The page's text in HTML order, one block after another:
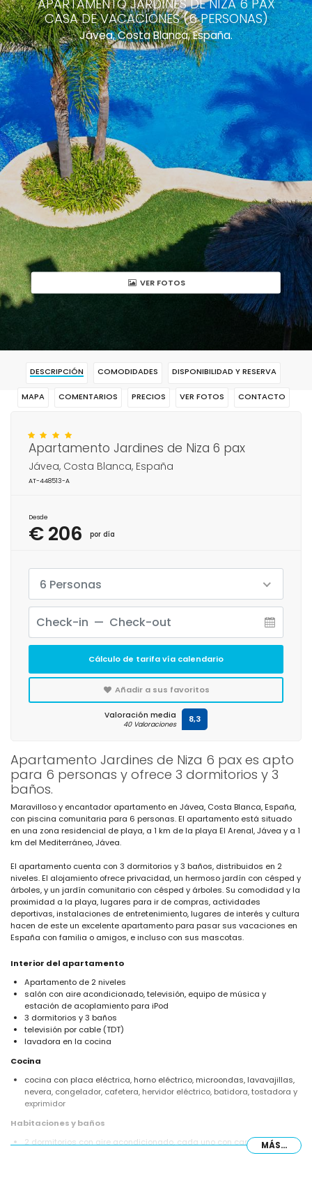
APARTAMENTO JARDINES DE NIZA 6 PAX
CASA DE VACACIONES (6 PERSONAS)
Jávea, Costa Blanca, España.
VER FOTOS
DESCRIPCIÓN COMODIDADES DISPONIBILIDAD Y RESERVA
MAPA COMENTARIOS PRECIOS VER FOTOS CONTACTO
Apartamento Jardines de Niza 6 pax es apto
para 6 personas y ofrece 3 dormitorios y 3
baños.
Maravilloso y encantador apartamento en Jávea, Costa Blanca, España,
con piscina comunitaria para 6 personas. El apartamento está situado
en una zona residencial de playa, a 1 km de la playa El Arenal, Jávea y a 1
km del Mediterráneo, Jávea.
El apartamento cuenta con 3 dormitorios y 3 baños, distribuidos en 2
niveles. El alojamiento ofrece privacidad, un hermoso jardín con césped y
árboles, y un jardín comunitario con césped y árboles. Su comodidad y la
proximidad a la playa, lugares para ir de compras, actividades
deportivas, instalaciones de entretenimiento, lugares de interés y cultura
hacen de este un excelente apartamento para pasar sus vacaciones en
España con familia o amigos, e incluso con sus mascotas.
Interior del apartamento
Apartamento de 2 niveles
salón con aire acondicionado, televisión, equipo de música y
estación de acoplamiento para iPod
3 dormitorios y 3 baños
televisión por cable (TDT)
lavadora en la cocina
Cocina
cocina con placa eléctrica, horno eléctrico, microondas, lavavajillas,
nevera, congelador, cafetera, hervidor eléctrico, batidora, tostadora y
exprimidor
Habitaciones y baños
2 dormitorios con aire acondicionado, cada uno con cama doble
dormitorio con aire acondicionado, 2 camas individuales y baño en
MÁS...
Apartamento Jardines de Niza 6 pax
Jávea, Costa Blanca, España
AT-448513-A
Desde
€ 206 por día
6 Personas
Cálculo de tarifa vía calendario
Añadir a sus favoritos
Valoración media
40 Valoraciones 8,3